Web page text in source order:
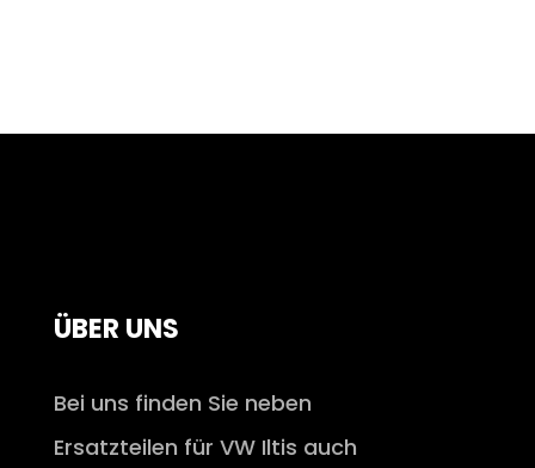
ÜBER UNS
Bei uns finden Sie neben
Ersatzteilen für VW Iltis auch